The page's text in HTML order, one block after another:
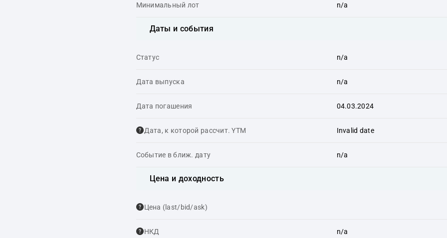
Минимальный лот n/a
Даты и события
Статус n/a
Дата выпуска n/a
Дата погашения 04.03.2024
Дата, к которой рассчит. YTM Invalid date
Событие в ближ. дату n/a
Цена и доходность
Цена (last/bid/ask)
НКД n/a